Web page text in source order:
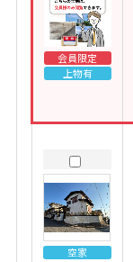
会員限定
上物有
空家